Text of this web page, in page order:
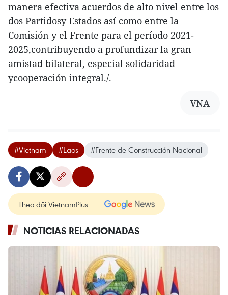
manera efectiva acuerdos de alto nivel entre los
dos Partidosy Estados así como entre la
Comisión y el Frente para el período 2021-
2025,contribuyendo a profundizar la gran
amistad bilateral, especial solidaridad
ycooperación integral./.
VNA
#Vietnam #Laos #Frente de Construcción Nacional
Theo dõi VietnamPlus
NOTICIAS RELACIONADAS